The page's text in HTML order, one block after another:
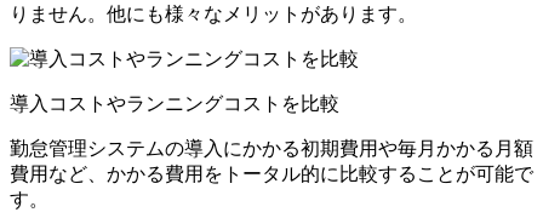
りません。他にも様々なメリットがあります。
導入コストやランニングコストを比較
勤怠管理システムの導入にかかる初期費用や毎月かかる月額
費用など、かかる費用をトータル的に比較することが可能で
す。